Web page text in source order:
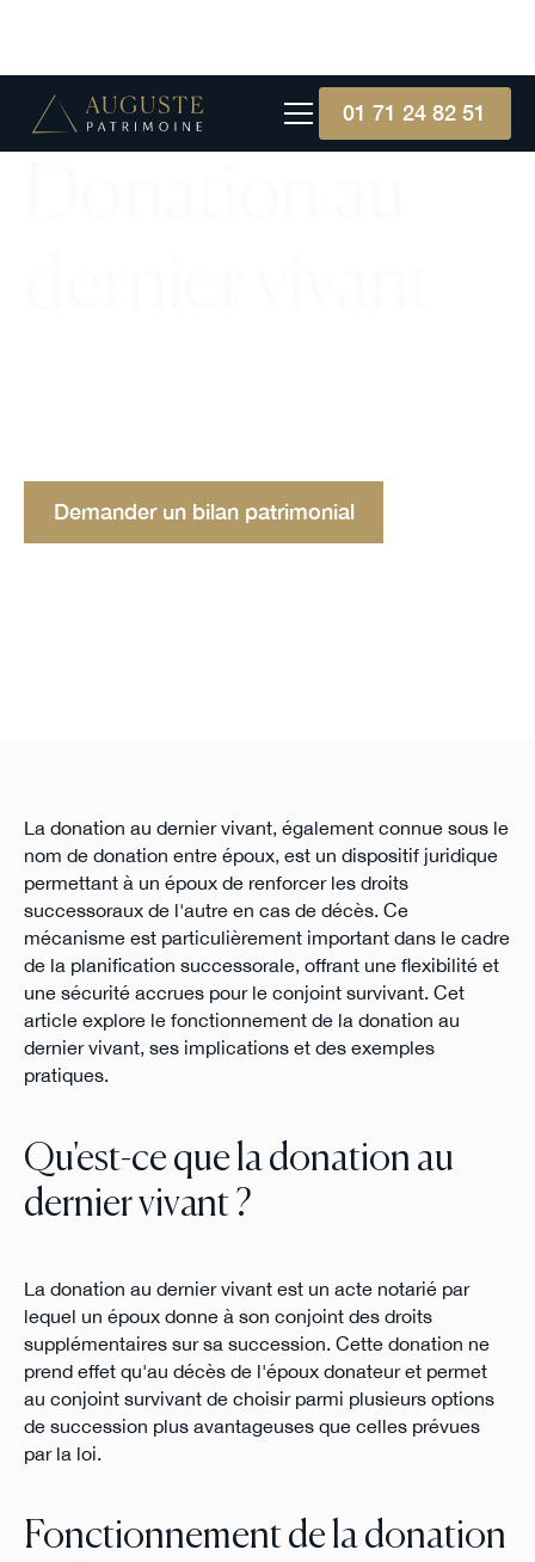
01 71 24 82 51
Demander un bilan patrimonial
La donation au dernier vivant, également connue sous le
nom de donation entre époux, est un dispositif juridique
permettant à un époux de renforcer les droits
successoraux de l'autre en cas de décès. Ce
mécanisme est particulièrement important dans le cadre
de la planification successorale, offrant une flexibilité et
une sécurité accrues pour le conjoint survivant. Cet
article explore le fonctionnement de la donation au
dernier vivant, ses implications et des exemples
pratiques.
Qu'est-ce que la donation au
dernier vivant ?
La donation au dernier vivant est un acte notarié par
lequel un époux donne à son conjoint des droits
supplémentaires sur sa succession. Cette donation ne
prend effet qu'au décès de l'époux donateur et permet
au conjoint survivant de choisir parmi plusieurs options
de succession plus avantageuses que celles prévues
par la loi.
Fonctionnement de la donation